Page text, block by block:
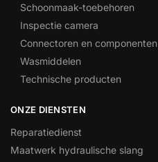
Schoonmaak-toebehoren
Inspectie camera
Connectoren en componenten
Wasmiddelen
Technische producten
ONZE DIENSTEN
Reparatiedienst
Maatwerk hydraulische slang